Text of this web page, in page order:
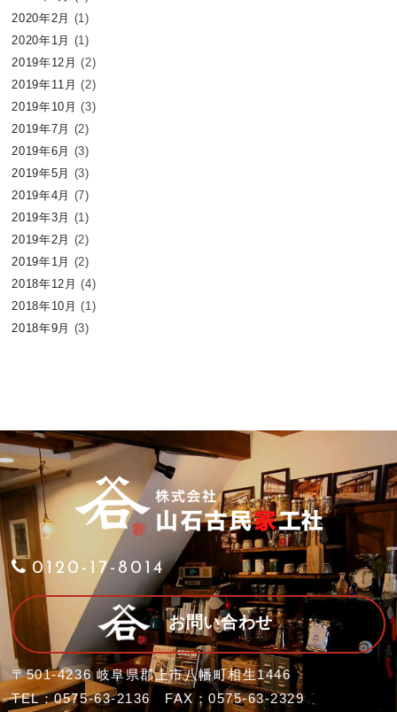
2020年2月 (1)
2020年1月 (1)
2019年12月 (2)
2019年11月 (2)
2019年10月 (3)
2019年7月 (2)
2019年6月 (3)
2019年5月 (3)
2019年4月 (7)
2019年3月 (1)
2019年2月 (2)
2019年1月 (2)
2018年12月 (4)
2018年10月 (1)
2018年9月 (3)
0120-17-8014
お問い合わせ
〒501-4236 岐阜県郡上市八幡町相生1446
TEL：0575-63-2136 FAX：0575-63-2329